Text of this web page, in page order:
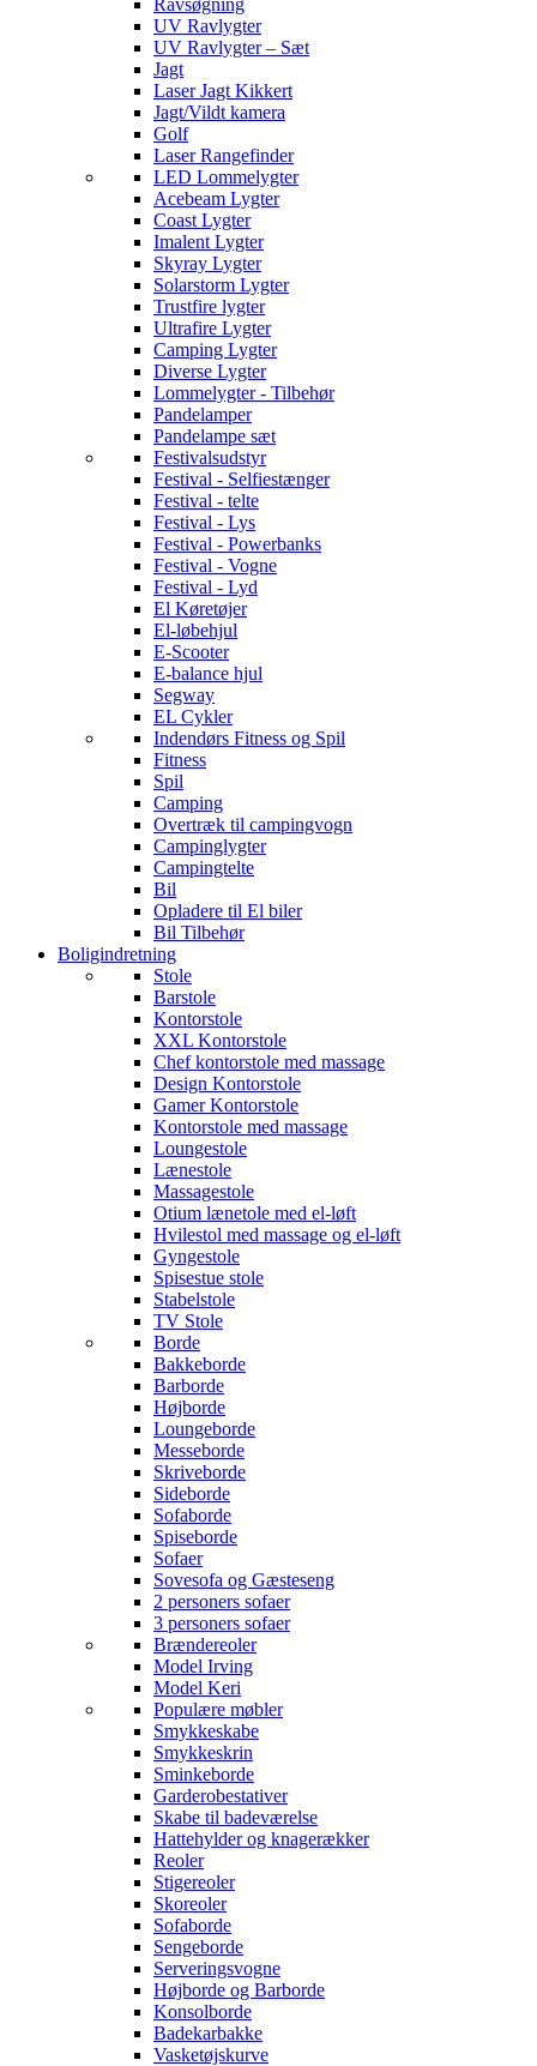
Ravsøgning
UV Ravlygter
UV Ravlygter – Sæt
Jagt
Laser Jagt Kikkert
Jagt/Vildt kamera
Golf
Laser Rangefinder
LED Lommelygter
Acebeam Lygter
Coast Lygter
Imalent Lygter
Skyray Lygter
Solarstorm Lygter
Trustfire lygter
Ultrafire Lygter
Camping Lygter
Diverse Lygter
Lommelygter - Tilbehør
Pandelamper
Pandelampe sæt
Festivalsudstyr
Festival - Selfiestænger
Festival - telte
Festival - Lys
Festival - Powerbanks
Festival - Vogne
Festival - Lyd
El Køretøjer
El-løbehjul
E-Scooter
E-balance hjul
Segway
EL Cykler
Indendørs Fitness og Spil
Fitness
Spil
Camping
Overtræk til campingvogn
Campinglygter
Campingtelte
Bil
Opladere til El biler
Bil Tilbehør
Boligindretning
Stole
Barstole
Kontorstole
XXL Kontorstole
Chef kontorstole med massage
Design Kontorstole
Gamer Kontorstole
Kontorstole med massage
Loungestole
Lænestole
Massagestole
Otium lænetole med el-løft
Hvilestol med massage og el-løft
Gyngestole
Spisestue stole
Stabelstole
TV Stole
Borde
Bakkeborde
Barborde
Højborde
Loungeborde
Messeborde
Skriveborde
Sideborde
Sofaborde
Spiseborde
Sofaer
Sovesofa og Gæsteseng
2 personers sofaer
3 personers sofaer
Brændereoler
Model Irving
Model Keri
Populære møbler
Smykkeskabe
Smykkeskrin
Sminkeborde
Garderobestativer
Skabe til badeværelse
Hattehylder og knagerækker
Reoler
Stigereoler
Skoreoler
Sofaborde
Sengeborde
Serveringsvogne
Højborde og Barborde
Konsolborde
Badekarbakke
Vasketøjskurve